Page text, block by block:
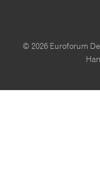
© 2026 Euroforum